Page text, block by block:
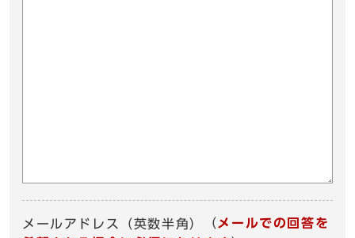
メールアドレス（英数半角） （ メールでの回答を